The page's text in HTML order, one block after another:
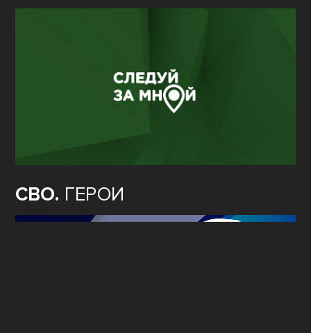
СВО. ГЕРОИ